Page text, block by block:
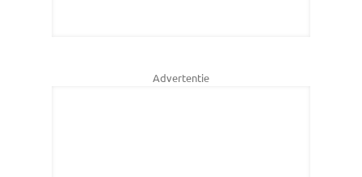
Advertentie